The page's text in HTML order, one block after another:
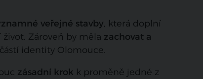
veřejné stavby, která doplní
Zároveň by měla zachovat a
identity Olomouce.
zásadní krok k proměně jedné z